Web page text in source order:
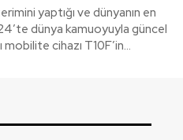
yaptığı ve dünyanın en
dünya kamuoyuyla güncel
mobilite cihazı T10F’in...